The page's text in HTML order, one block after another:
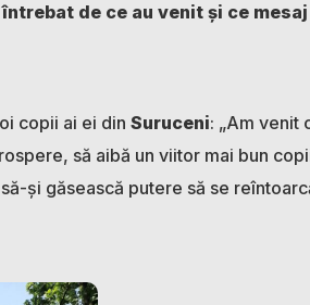
de ce au venit și ce
copii ai ei din Suruceni: „Am venit
să aibă un viitor mai bun
și găsească putere să se